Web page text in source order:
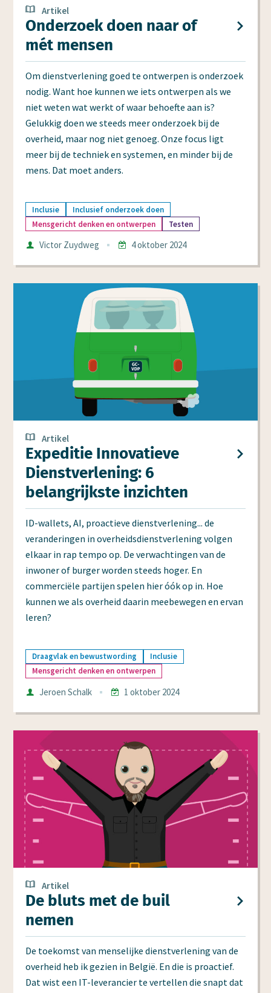
Onderzoek doen naar of
mét mensen
Artikel
Om dienstverlening goed te ontwerpen is onderzoek
nodig. Want hoe kunnen we iets ontwerpen als we
niet weten wat werkt of waar behoefte aan is?
Gelukkig doen we steeds meer onderzoek bij de
overheid, maar nog niet genoeg. Onze focus ligt
meer bij de techniek en systemen, en minder bij de
mens. Dat moet anders.
Inclusie
Inclusief onderzoek doen
Mensgericht denken en ontwerpen
Testen
AuteurVictor Zuydweg
4 oktober 2024
Expeditie Innovatieve
Dienst­verlening: 6
belangrijkste inzichten
Artikel
ID-wallets, AI, proactieve dienstverlening... de
veranderingen in overheidsdienstverlening volgen
elkaar in rap tempo op. De verwachtingen van de
inwoner of burger worden steeds hoger. En
commerciële partijen spelen hier óók op in. Hoe
kunnen we als overheid daarin meebewegen en ervan
leren?
Draagvlak en bewustwording
Inclusie
Mensgericht denken en ontwerpen
AuteurJeroen Schalk
1 oktober 2024
De bluts met de buil
nemen
Artikel
De toekomst van menselijke dienstverlening van de
overheid heb ik gezien in België. En die is proactief.
Dat wist een IT-leverancier te vertellen die snapt dat